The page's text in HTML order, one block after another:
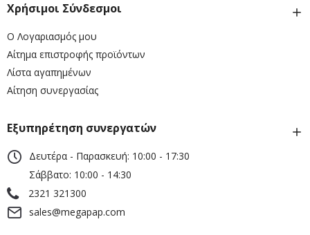
Χρήσιμοι Σύνδεσμοι
Ο Λογαριασμός μου
Αίτημα επιστροφής προϊόντων
Λίστα αγαπημένων
Αίτηση συνεργασίας
Εξυπηρέτηση συνεργατών
Δευτέρα - Παρασκευή: 10:00 - 17:30
Σάββατο: 10:00 - 14:30
2321 321300
sales@megapap.com